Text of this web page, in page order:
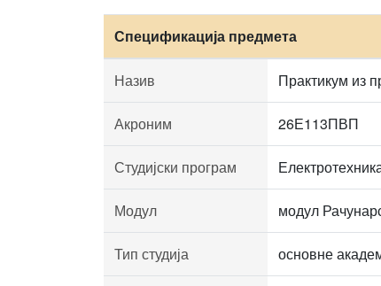
Спецификација предмета
Назив Практикум из
Акроним 26Е113ПВП
Студијски програм
Модул модул
Тип студија основне